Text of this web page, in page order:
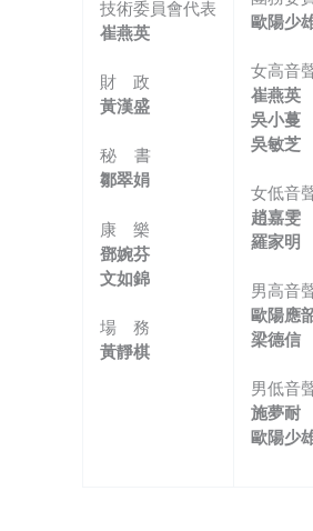
技術委員會代表
崔燕英
財 政
黃漢盛
秘 書
鄒翠娟
康 樂
鄧婉芬
文如錦
場 務
黃靜棋
歐陽少
女高音
崔燕英
吳小蔓
吳敏芝
女低音
趙嘉雯
羅家明
男高音
歐陽應
梁德信
男低音
施夢耐
歐陽少